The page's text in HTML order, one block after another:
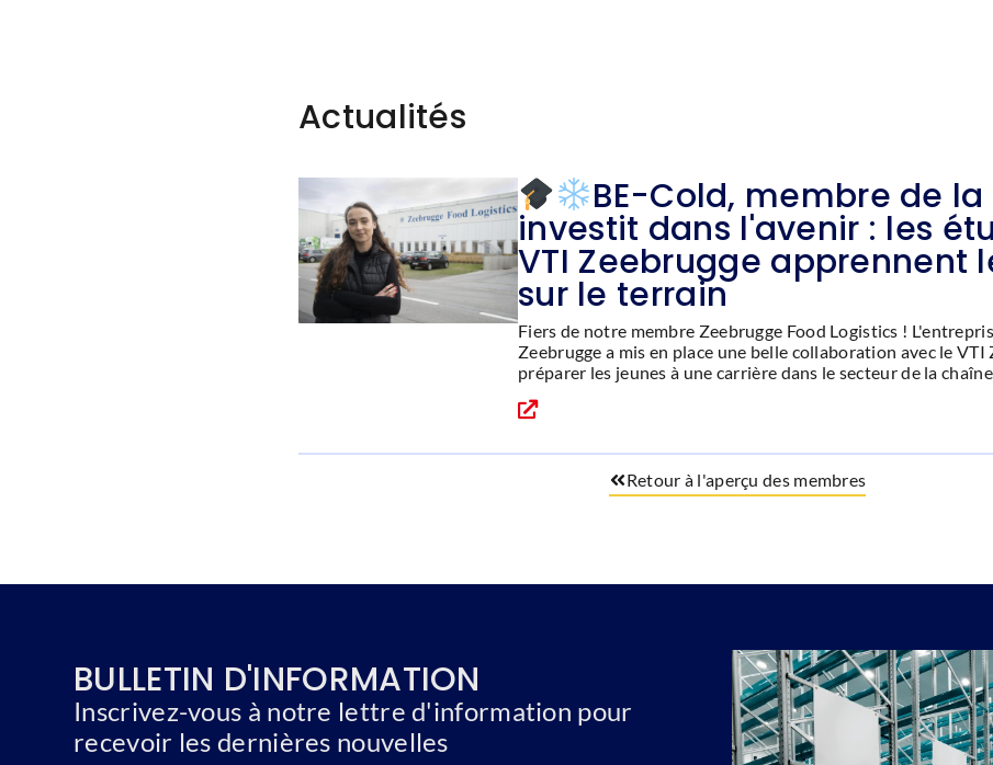
Actualités
BE-Cold, membre de la
investit dans l'avenir : les
VTI Zeebrugge apprennent
sur le terrain
Fiers de notre membre Zeebrugge Food Logistics !
Zeebrugge a mis en place une belle collaboration avec le VTI
préparer les jeunes à une carrière dans le secteur de la
Retour à l'aperçu des membres
BULLETIN D'INFORMATION
Inscrivez-vous à notre lettre d'information pour
recevoir les dernières nouvelles